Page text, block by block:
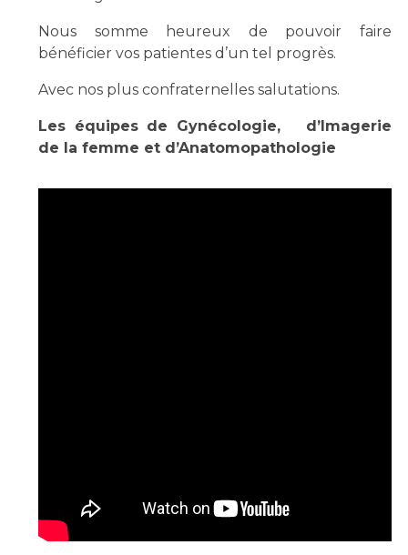
Nous somme heureux de pouvoir faire
bénéficier vos patientes d’un tel progrès.
Avec nos plus confraternelles salutations.
Les équipes de Gynécologie, d’Imagerie
de la femme et d’Anatomopathologie